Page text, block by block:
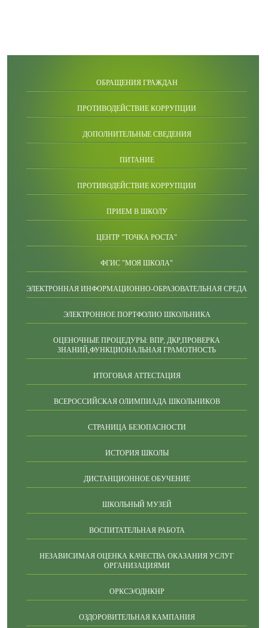
ОБРАЩЕНИЯ ГРАЖДАН
ПРОТИВОДЕЙСТВИЕ КОРРУПЦИИ
ДОПОЛНИТЕЛЬНЫЕ СВЕДЕНИЯ
ПИТАНИЕ
ПРОТИВОДЕЙСТВИЕ КОРРУПЦИИ
ПРИЕМ В ШКОЛУ
ЦЕНТР "ТОЧКА РОСТА"
ФГИС "МОЯ ШКОЛА"
ЭЛЕКТРОННАЯ ИНФОРМАЦИОННО-ОБРАЗОВАТЕЛЬНАЯ СРЕДА
ЭЛЕКТРОННОЕ ПОРТФОЛИО ШКОЛЬНИКА
ОЦЕНОЧНЫЕ ПРОЦЕДУРЫ: ВПР, ДКР,ПРОВЕРКА
ЗНАНИЙ,ФУНКЦИОНАЛЬНАЯ ГРАМОТНОСТЬ
ИТОГОВАЯ АТТЕСТАЦИЯ
ВСЕРОССИЙСКАЯ ОЛИМПИАДА ШКОЛЬНИКОВ
СТРАНИЦА БЕЗОПАСНОСТИ
ИСТОРИЯ ШКОЛЫ
ДИСТАНЦИОННОЕ ОБУЧЕНИЕ
ШКОЛЬНЫЙ МУЗЕЙ
ВОСПИТАТЕЛЬНАЯ РАБОТА
НЕЗАВИСИМАЯ ОЦЕНКА КАЧЕСТВА ОКАЗАНИЯ УСЛУГ
ОРГАНИЗАЦИЯМИ
ОРКСЭ/ОДНКНР
ОЗДОРОВИТЕЛЬНАЯ КАМПАНИЯ